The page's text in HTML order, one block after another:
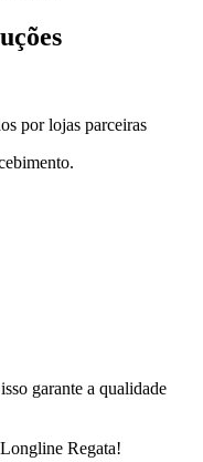
por lojas parceiras
garante a qualidade
Regata!